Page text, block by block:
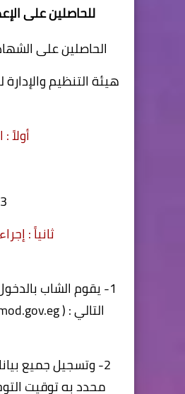
للحاصلين على الإعدادية بمجموعة 60% فتح باب
الحاصلين على
هيئة التنظيم
3- الحاصلون على الشهادة المهنية الرياضية بمجموع (٦٠) كحد أدنى
ثانياً :
1- يقوم الشاب
التالي : (
2- وتسجيل جميع
محدد به توقيت